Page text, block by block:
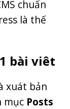
chuẩn
là thế
bài viêt
xuát bản
mục Posts